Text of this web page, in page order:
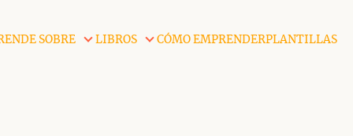
SOBRE LIBROS CÓMO EMPRENDERPLANTILLAS